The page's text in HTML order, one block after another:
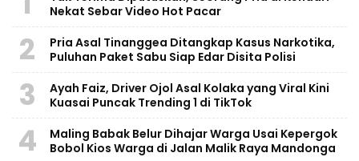
Nekat Sebar Video Hot Pacar
2
Pria Asal Tinanggea Ditangkap Kasus Narkotika,
Puluhan Paket Sabu Siap Edar Disita Polisi
3
Ayah Faiz, Driver Ojol Asal Kolaka yang Viral Kini
Kuasai Puncak Trending 1 di TikTok
4
Maling Babak Belur Dihajar Warga Usai Kepergok
Bobol Kios Warga di Jalan Malik Raya Mandonga